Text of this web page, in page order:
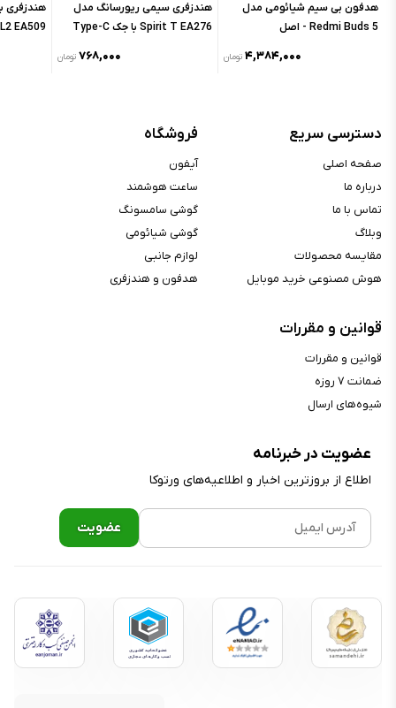
هدفون بی سیم شیائومی مدل
Redmi Buds 5 - اصل
۴,۳۸۴,۰۰۰ تومان
هندزفری سیمی ریورسانگ مدل
Spirit T EA276 با جک Type-C
۷۶۸,۰۰۰ تومان
هندزفری
EA509
عضویت در خبرنامه
اطلاع از بروز‌ترین اخبار و اطلاعیه‌های ورتوکا
دسترسی سریع
صفحه اصلی
درباره ما
تماس با ما
وبلاگ
مقایسه محصولات
هوش مصنوعی خرید موبایل
فروشگاه
آیفون
ساعت هوشمند
گوشی سامسونگ
گوشی شیائومی
لوازم جانبی
هدفون و هندزفری
قوانین و مقررات
قوانین و مقررات
ضمانت ۷ روزه
شیوه‌های ارسال